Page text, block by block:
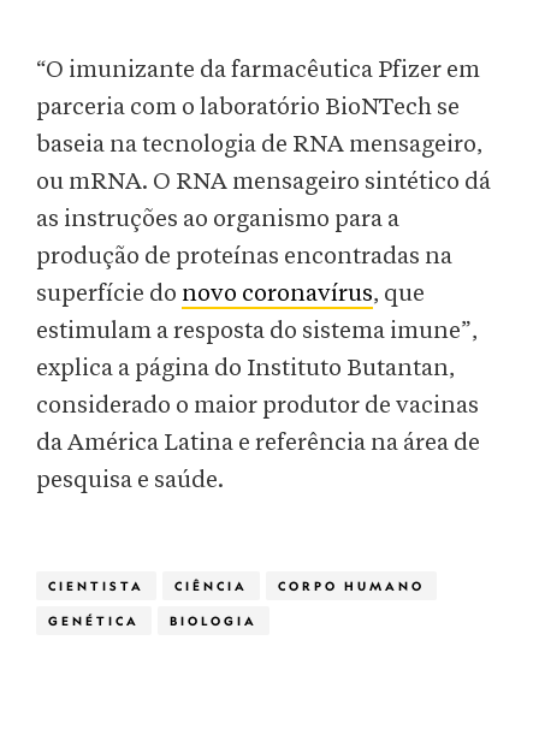
“O imunizante da farmacêutica Pfizer em
parceria com o laboratório BioNTech se
baseia na tecnologia de RNA mensageiro,
ou mRNA. O RNA mensageiro sintético dá
as instruções ao organismo para a
produção de proteínas encontradas na
superfície do novo coronavírus, que
estimulam a resposta do sistema imune”,
explica a página do Instituto Butantan,
considerado o maior produtor de vacinas
da América Latina e referência na área de
pesquisa e saúde.
CIENTISTA CIÊNCIA CORPO HUMANO
GENÉTICA BIOLOGIA